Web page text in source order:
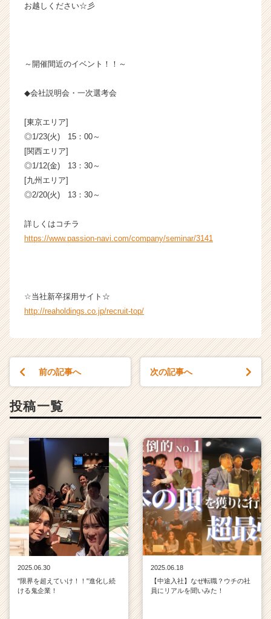
お越しください☆彡
～開催間近のイベント！！～
◆会社説明会・一次選考会
[東京エリア]
◎1/23(火) 15：00～
[関西エリア]
◎1/12(金) 13：30～
[九州エリア]
◎2/20(火) 13：30～
詳しくはコチラ
https://www.passion-navi.com/company/seminar/3141
☆当社新卒採用サイト☆
http://reaholdings.co.jp/recruit-top/
前の記事へ 次の記事へ
投稿一覧
2025.06.30
"限界を超えていけ！！"進化し続
ける鬼企業！
2025.06.18
【中途入社】なぜ転職？ウチの社
員にリアルを聞いみた！